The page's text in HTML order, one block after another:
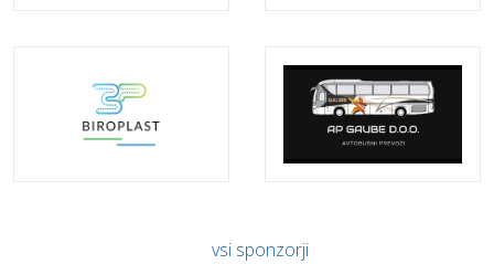
vsi sponzorji